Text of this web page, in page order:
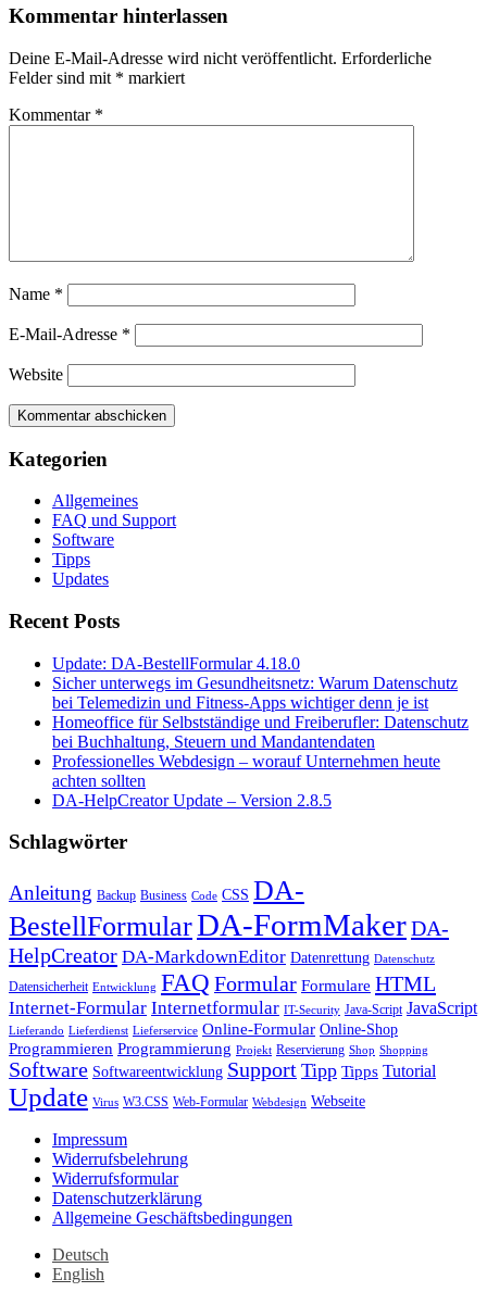
Kommentar hinterlassen
Deine E-Mail-Adresse wird nicht veröffentlicht. Erforderliche
Felder sind mit * markiert
Kommentar *
Name *
E-Mail-Adresse *
Website
Kategorien
Allgemeines
FAQ und Support
Software
Tipps
Updates
Recent Posts
Update: DA-BestellFormular 4.18.0
Sicher unterwegs im Gesundheitsnetz: Warum Datenschutz
bei Telemedizin und Fitness-Apps wichtiger denn je ist
Homeoffice für Selbstständige und Freiberufler: Datenschutz
bei Buchhaltung, Steuern und Mandantendaten
Professionelles Webdesign – worauf Unternehmen heute
achten sollten
DA-HelpCreator Update – Version 2.8.5
Schlagwörter
Anleitung Backup Business Code CSS DA-
BestellFormularDA-FormMakerDA-
HelpCreator DA-MarkdownEditor Datenrettung Datenschutz
Datensicherheit Entwicklung FAQ Formular Formulare HTML
Internet-Formular Internetformular IT-Security Java-Script JavaScript
Lieferando Lieferdienst Lieferservice Online-Formular Online-Shop
Programmieren Programmierung Projekt Reservierung Shop Shopping
Software Softwareentwicklung Support Tipp Tipps Tutorial
Update Virus W3.CSS Web-Formular Webdesign Webseite
Impressum
Widerrufsbelehrung
Widerrufsformular
Datenschutzerklärung
Allgemeine Geschäftsbedingungen
Deutsch
English